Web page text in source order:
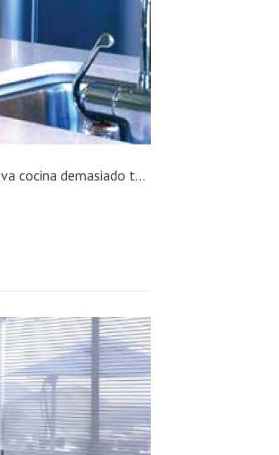
Sin la ayuda de profesionales, podemos arrepentirnos de la instalación de nuestra nueva cocina demasiado tarde. Y es que esta situación suele darse cuando uno comienza a cocinar y hacer uso de ella. Qué puntos debes valorar: 1. Brillos ¿Odias ver la marca que dejan los trapos cuando limpias una superficie? Esta cuestión tiene fácil […]